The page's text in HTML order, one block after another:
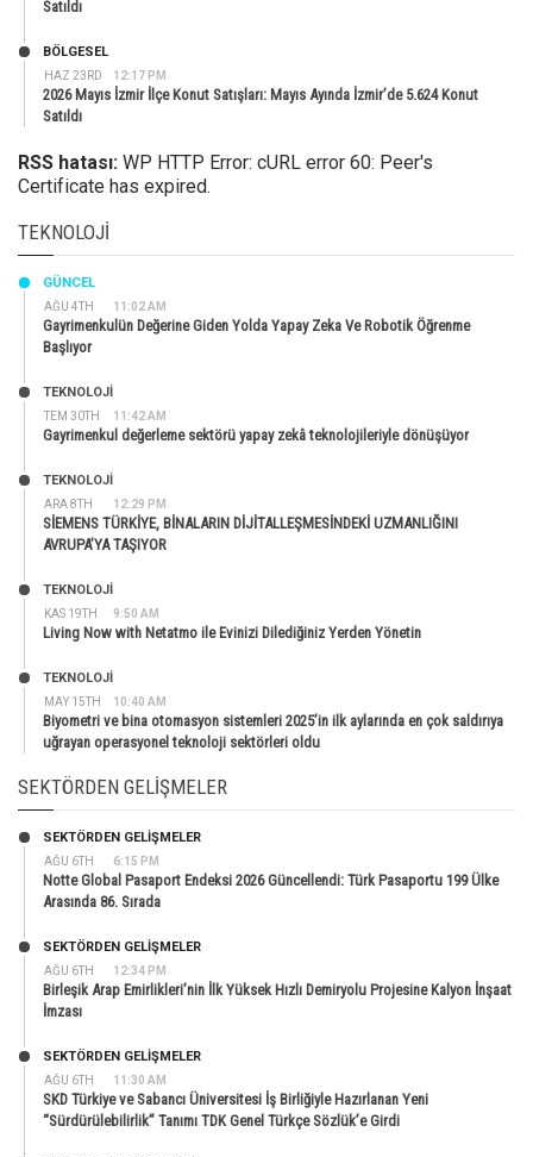
Satıldı
HAZ 23RD 12:17 PM
BÖLGESEL
2026 Mayıs İzmir İlçe Konut Satışları: Mayıs Ayında İzmir’de 5.624 Konut
Satıldı
RSS hatası: WP HTTP Error: cURL error 60: Peer's
Certificate has expired.
TEKNOLOJI
AĞU 4TH 11:02 AM
GÜNCEL
Gayrimenkulün Değerine Giden Yolda Yapay Zeka Ve Robotik Öğrenme
Başlıyor
TEM 30TH 11:42 AM
TEKNOLOJİ
Gayrimenkul değerleme sektörü yapay zekâ teknolojileriyle dönüşüyor
ARA 8TH 12:29 PM
TEKNOLOJİ
SİEMENS TÜRKİYE, BİNALARIN DİJİTALLEŞMESİNDEKİ UZMANLIĞINI
AVRUPA’YA TAŞIYOR
KAS 19TH 9:50 AM
TEKNOLOJİ
Living Now with Netatmo ile Evinizi Dilediğiniz Yerden Yönetin
MAY 15TH 10:40 AM
TEKNOLOJİ
Biyometri ve bina otomasyon sistemleri 2025’in ilk aylarında en çok saldırıya
uğrayan operasyonel teknoloji sektörleri oldu
SEKTÖRDEN GELIŞMELER
AĞU 6TH 6:15 PM
SEKTÖRDEN GELIŞMELER
Notte Global Pasaport Endeksi 2026 Güncellendi: Türk Pasaportu 199 Ülke
Arasında 86. Sırada
AĞU 6TH 12:34 PM
SEKTÖRDEN GELIŞMELER
Birleşik Arap Emirlikleri’nin İlk Yüksek Hızlı Demiryolu Projesine Kalyon İnşaat
İmzası
AĞU 6TH 11:30 AM
SEKTÖRDEN GELIŞMELER
SKD Türkiye ve Sabancı Üniversitesi İş Birliğiyle Hazırlanan Yeni
“Sürdürülebilirlik” Tanımı TDK Genel Türkçe Sözlük’e Girdi